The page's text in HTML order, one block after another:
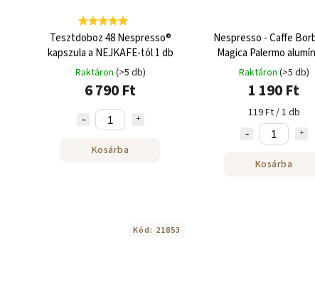
Tesztdoboz 48 Nespresso®
kapszula a NEJKAFE-tól 1 db
Raktáron (>5 db)
6 790 Ft
Kosárba
Nespresso - Caffe
Magica Palermo
kapszula 10 adag
Raktáron (>5 db)
1 190 Ft
119 Ft / 1 db
Kosárba
Kód: 21853